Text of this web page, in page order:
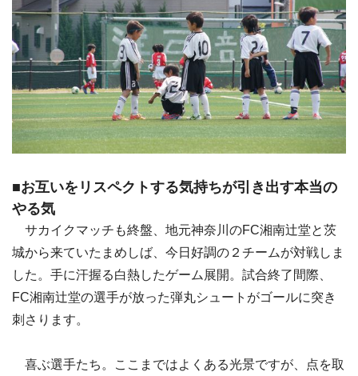
■お互いをリスペクトする気持ちが引き出す本当の
やる気
サカイクマッチも終盤、地元神奈川のFC湘南辻堂と茨
城から来ていたまめしば、今日好調の２チームが対戦しま
した。手に汗握る白熱したゲーム展開。試合終了間際、
FC湘南辻堂の選手が放った弾丸シュートがゴールに突き
刺さります。
喜ぶ選手たち。ここまではよくある光景ですが、点を取